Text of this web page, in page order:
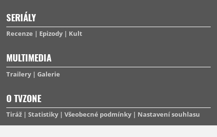
SERIÁLY
Recenze Epizody Kult
MULTIMEDIA
Trailery Galerie
O TVZONE
Tiráž Statistiky Všeobecné podmínky Nastavení souhlasu